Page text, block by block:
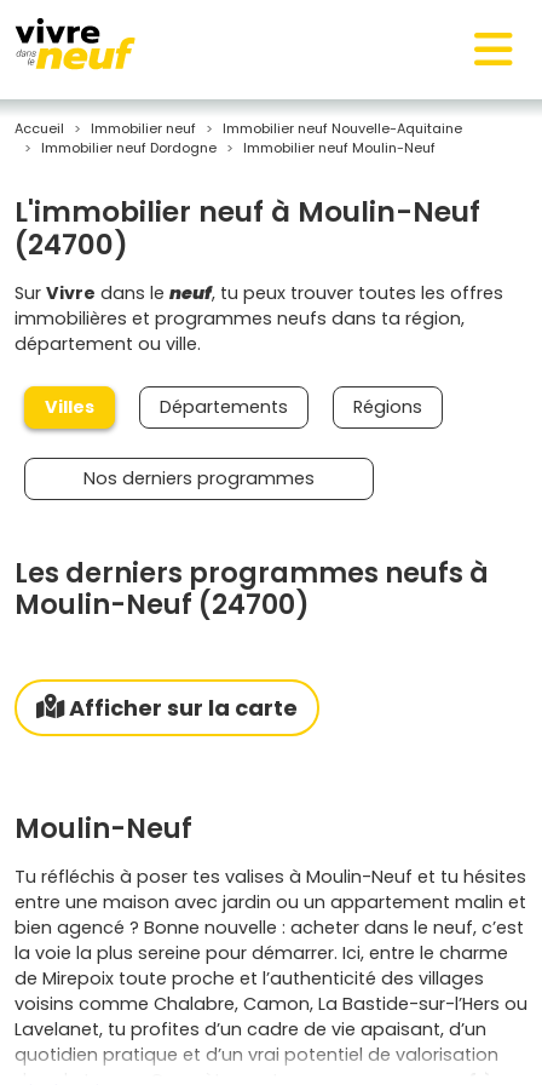
Accueil Immobilier neuf
Immobilier neuf Nouvelle-Aquitaine
Immobilier neuf Dordogne
Immobilier neuf Moulin-Neuf
L'immobilier neuf à Moulin-Neuf
(24700)
Sur Vivre dans le neuf, tu peux trouver toutes les offres
immobilières et programmes neufs dans ta région,
département ou ville.
Villes Départements Régions
Nos derniers programmes
Les derniers programmes neufs à
Moulin-Neuf (24700)
Afficher sur la carte
Moulin-Neuf
Tu réfléchis à poser tes valises à Moulin-Neuf et tu hésites
entre une maison avec jardin ou un appartement malin et
bien agencé ? Bonne nouvelle : acheter dans le neuf, c’est
la voie la plus sereine pour démarrer. Ici, entre le charme
de Mirepoix toute proche et l’authenticité des villages
voisins comme Chalabre, Camon, La Bastide-sur-l’Hers ou
Lavelanet, tu profites d’un cadre de vie apaisant, d’un
quotidien pratique et d’un vrai potentiel de valorisation
dans le temps. Concrètement, un